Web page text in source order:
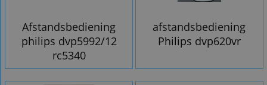
Afstandsbediening
philips dvp5992/12
rc5340
afstandsbediening
Philips dvp620vr